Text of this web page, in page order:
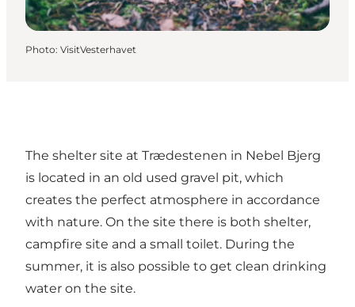
Photo: VisitVesterhavet
The shelter site at Trædestenen in Nebel Bjerg
is located in an old used gravel pit, which
creates the perfect atmosphere in accordance
with nature. On the site there is both shelter,
campfire site and a small toilet. During the
summer, it is also possible to get clean drinking
water on the site.